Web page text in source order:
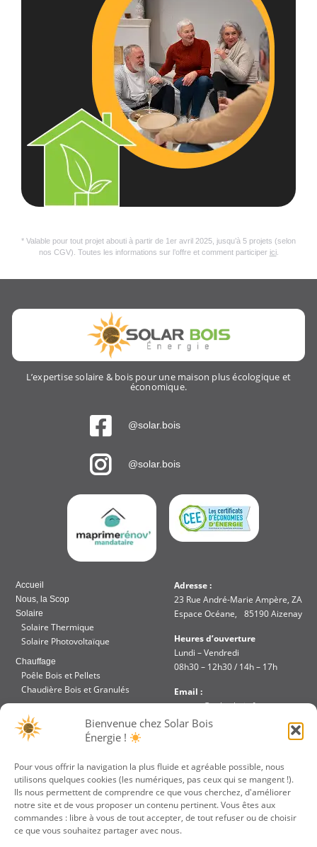
Bienvenue chez Solar Bois
Énergie !
Pour vous offrir la navigation la plus fluide et agréable possible, nous
utilisons quelques cookies (les numériques, pas ceux qui se mangent !).
Ils nous permettent de comprendre ce que vous cherchez, d'améliorer
notre site et de vous proposer un contenu pertinent. Vous êtes aux
commandes : libre à vous de tout accepter, de tout refuser ou de choisir
ce que vous souhaitez partager avec nous.
* Valable pour tout projet abouti à partir de 1er avril 2025, jusqu’à 5 projets (selon
nos CGV). Toutes les informations sur l’offre et comment participer ici.
L’expertise solaire & bois pour une maison plus écologique et
économique.
@solar.bois
@solar.bois
Accueil
Nous, la Scop
Solaire
Solaire Thermique
Solaire Photovoltaïque
Chauffage
Poêle Bois et Pellets
Chaudière Bois et Granulés
Aides et Financements
Accès intranet
Adresse :
23 Rue André-Marie Ampère, ZA
Espace Océane, 85190 Aizenay
Heures d’ouverture
Lundi – Vendredi
08h30 – 12h30 / 14h – 17h
Email :
contact@solar-bois.fr
Téléphone :
JE PARRAINE UN
AMI
VOTRE DEVIS
GRATUIT